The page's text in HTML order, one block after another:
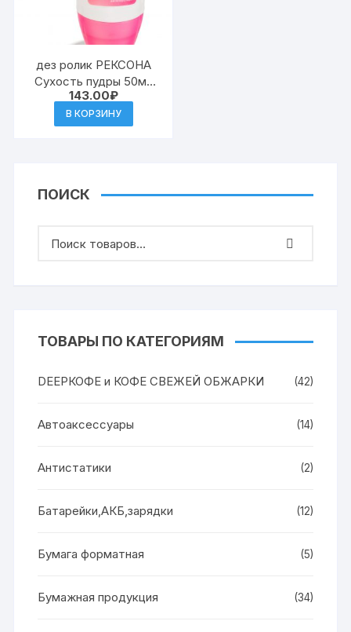
дез ролик РЕКСОНА
Сухость пудры 50мл
жен (6)
143.00₽
В КОРЗИНУ
ПОИСК
ТОВАРЫ ПО КАТЕГОРИЯМ
DEEPКОФЕ и КОФЕ СВЕЖЕЙ ОБЖАРКИ (42)
Автоаксессуары (14)
Антистатики (2)
Батарейки,АКБ,зарядки (12)
Бумага форматная (5)
Бумажная продукция (34)